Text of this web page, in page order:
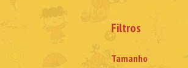
Filtros
Tamanho